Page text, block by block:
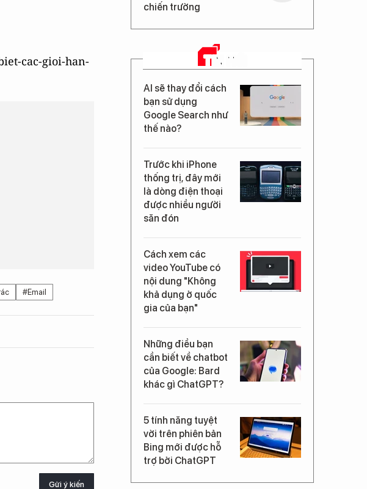
cac-gioi-han-
#Email
Gửi ý kiến
chiến trường
TIN MỚI
AI sẽ thay đổi cách
bạn sử dụng
Google Search như
thế nào?
Trước khi iPhone
thống trị, đây mới
là dòng điện thoại
được nhiều người
săn đón
Cách xem các
video YouTube có
nội dung "Không
khả dụng ở quốc
gia của bạn"
Những điều bạn
cần biết về chatbot
của Google: Bard
khác gì ChatGPT?
5 tính năng tuyệt
vời trên phiên bản
Bing mới được hỗ
trợ bởi ChatGPT